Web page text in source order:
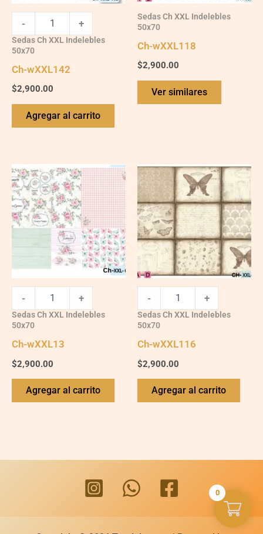
- +
Sedas Ch XXL Indelebles
50x70
Ch-wXXL142
$2,900.00
Agregar al carrito
Sedas Ch XXL Indelebles
50x70
Ch-wXXL118
$2,900.00
Ver similares
Ch-
wXXL13
quantity
- +
Sedas Ch XXL Indelebles
50x70
Ch-wXXL13
$2,900.00
Agregar al carrito
Ch-
wXXL116
quantity
- +
Sedas Ch XXL Indelebles
50x70
Ch-wXXL116
$2,900.00
Agregar al carrito
0